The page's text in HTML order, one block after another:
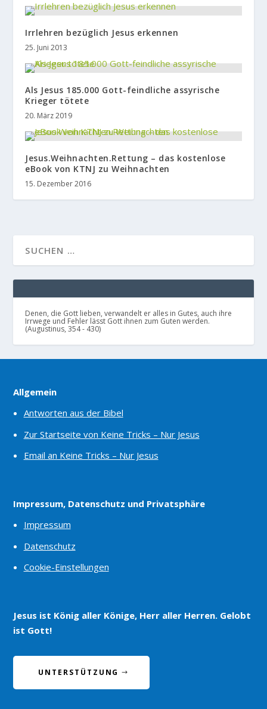
Irrlehren bezüglich Jesus erkennen
25. Juni 2013
Als Jesus 185.000 Gott-feindliche assyrische
Krieger tötete
20. März 2019
Jesus.Weihnachten.Rettung – das kostenlose
eBook von KTNJ zu Weihnachten
15. Dezember 2016
Denen, die Gott lieben, verwandelt er alles in Gutes, auch ihre
Irrwege und Fehler lässt Gott ihnen zum Guten werden.
(Augustinus, 354 - 430)
Allgemein
Antworten aus der Bibel
Zur Startseite von Keine Tricks – Nur Jesus
Email an Keine Tricks – Nur Jesus
Impressum, Datenschutz und Privatsphäre
Impressum
Datenschutz
Cookie-Einstellungen
Jesus ist König aller Könige, Herr aller Herren. Gelobt
ist Gott!
UNTERSTÜTZUNG